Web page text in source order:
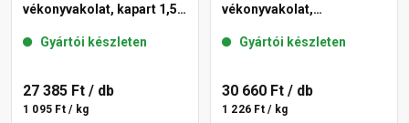
vékonyvakolat, kapart 1,5
Gyártói készleten
27 385 Ft / db
1 095 Ft / kg
vékonyvakolat,
04-F 25 kg
Gyártói készleten
30 660 Ft / db
1 226 Ft / kg